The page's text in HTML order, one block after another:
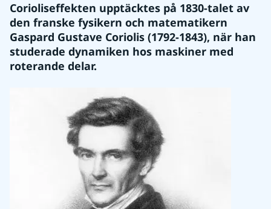
Corioliseffekten upptäcktes på 1830-talet av
den franske fysikern och matematikern
Gaspard Gustave Coriolis (1792-1843), när han
studerade dynamiken hos maskiner med
roterande delar.